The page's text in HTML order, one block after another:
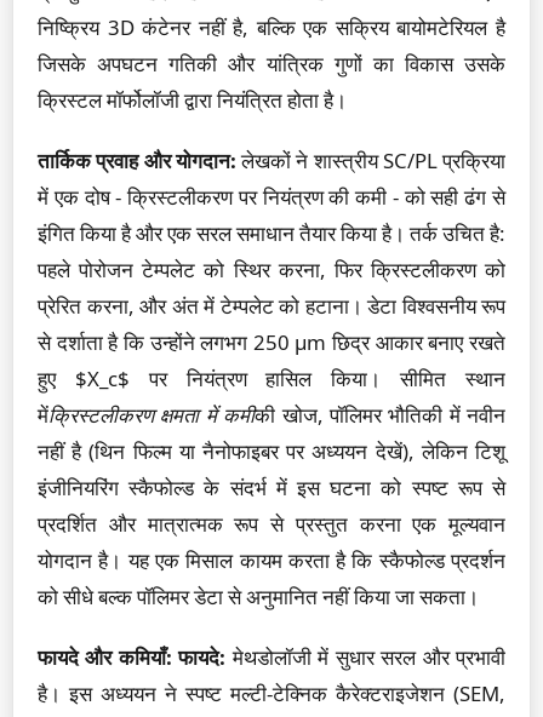
निष्क्रिय 3D कंटेनर नहीं है, बल्कि एक सक्रिय बायोमटेरियल है
जिसके अपघटन गतिकी और यांत्रिक गुणों का विकास उसके
क्रिस्टल मॉर्फोलॉजी द्वारा नियंत्रित होता है।
तार्किक प्रवाह और योगदान:लेखकों ने शास्त्रीय SC/PL प्रक्रिया
में एक दोष - क्रिस्टलीकरण पर नियंत्रण की कमी - को सही ढंग से
इंगित किया है और एक सरल समाधान तैयार किया है। तर्क उचित है:
पहले पोरोजन टेम्पलेट को स्थिर करना, फिर क्रिस्टलीकरण को
प्रेरित करना, और अंत में टेम्पलेट को हटाना। डेटा विश्वसनीय रूप
से दर्शाता है कि उन्होंने लगभग 250 µm छिद्र आकार बनाए रखते
हुए $X_c$ पर नियंत्रण हासिल किया। सीमित स्थान
मेंक्रिस्टलीकरण क्षमता में कमीकी खोज, पॉलिमर भौतिकी में नवीन
नहीं है (थिन फिल्म या नैनोफाइबर पर अध्ययन देखें), लेकिन टिशू
इंजीनियरिंग स्कैफोल्ड के संदर्भ में इस घटना को स्पष्ट रूप से
प्रदर्शित और मात्रात्मक रूप से प्रस्तुत करना एक मूल्यवान
योगदान है। यह एक मिसाल कायम करता है कि स्कैफोल्ड प्रदर्शन
को सीधे बल्क पॉलिमर डेटा से अनुमानित नहीं किया जा सकता।
फायदे और कमियाँ: फायदे: मेथडोलॉजी में सुधार सरल और प्रभावी
है। इस अध्ययन ने स्पष्ट मल्टी-टेक्निक कैरेक्टराइजेशन (SEM,